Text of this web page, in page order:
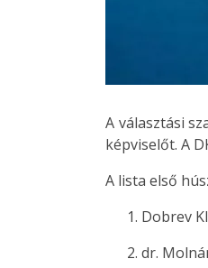
A választási
képviselőt. A
A lista első
Dobrev
dr.